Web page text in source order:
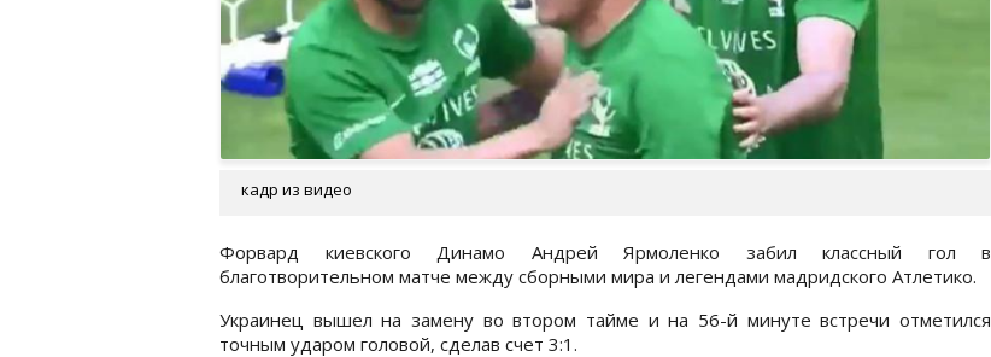
кадр из видео
Форвард киевского Динамо Андрей Ярмоленко забил классный гол в
благотворительном матче между сборными мира и легендами мадридского Атлетико.
Украинец вышел на замену во втором тайме и на 56-й минуте встречи отметился
точным ударом головой, сделав счет 3:1.